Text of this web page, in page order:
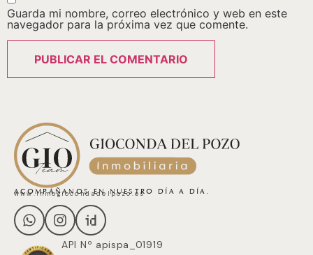
Guarda mi nombre, correo electrónico y web en este
navegador para la próxima vez que comente.
ACOMPÁÑANOS EN NUESTRO DÍA A DÍA.
www.inmogiocondadelpozo.es
API Nº apispa_01919